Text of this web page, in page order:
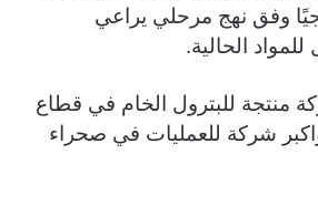
وفق نهج مرحلي يراعي
الحالية.
منتجة للبترول الخام في قطاع
شركة للعمليات في صحراء